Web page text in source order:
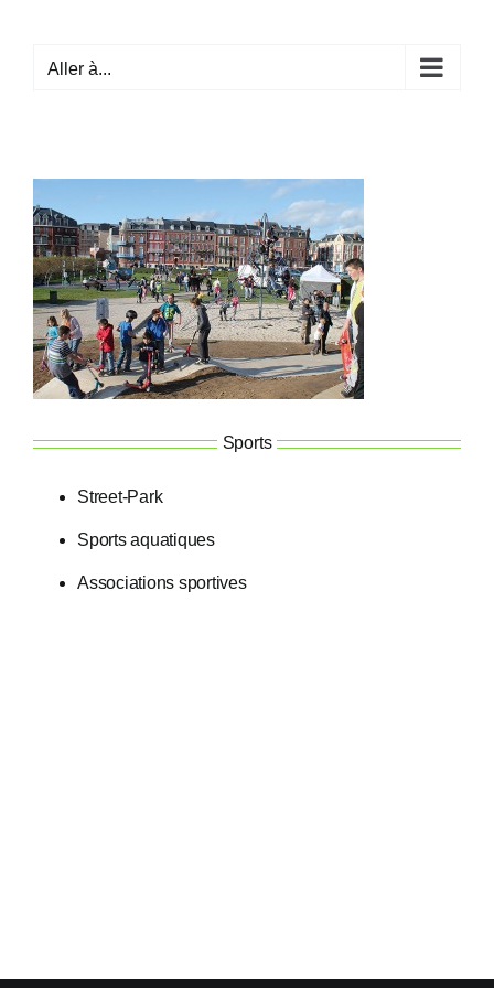
contenuAller à...
Sports
Street-Park
Sports aquatiques
Associations sportives